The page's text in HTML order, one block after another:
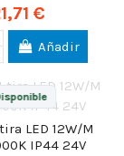
€
Añadir
LED 12W/M
IP44 24V